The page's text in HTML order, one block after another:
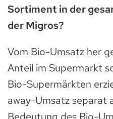
Sortiment in der
der Migros?
Vom Bio-Umsatz her
Anteil im Supermarkt
Bio-Supermärkten
away-Umsatz separat
Bedeutung des Bio-